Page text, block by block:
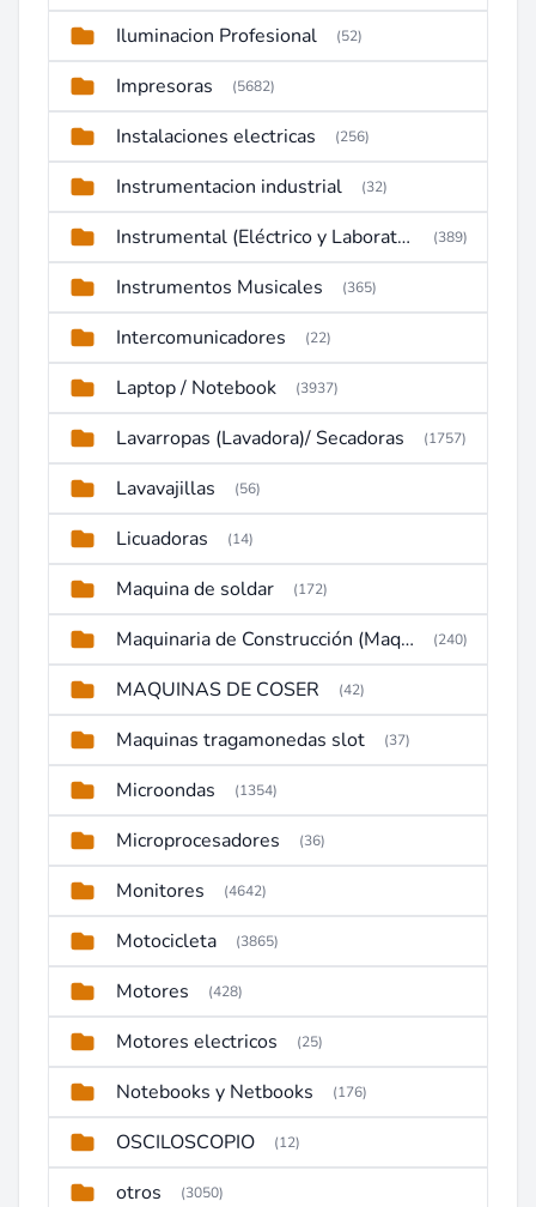
Iluminacion Profesional (52)
Impresoras (5682)
Instalaciones electricas (256)
Instrumentacion industrial (32)
Instrumental (Eléctrico y Laboratorio) (389)
Instrumentos Musicales (365)
Intercomunicadores (22)
Laptop / Notebook (3937)
Lavarropas (Lavadora)/ Secadoras (1757)
Lavavajillas (56)
Licuadoras (14)
Maquina de soldar (172)
Maquinaria de Construcción (Maquinaria Pesada) (240)
MAQUINAS DE COSER (42)
Maquinas tragamonedas slot (37)
Microondas (1354)
Microprocesadores (36)
Monitores (4642)
Motocicleta (3865)
Motores (428)
Motores electricos (25)
Notebooks y Netbooks (176)
OSCILOSCOPIO (12)
otros (3050)